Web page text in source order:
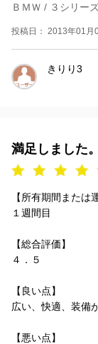
ＢＭＷ / ３シリー
投稿日： 2013年01月
きりり3
満足しました
【所有期間または
１週間目
【総合評価】
４．５
【良い点】
広い、快適、装備
【悪い点】